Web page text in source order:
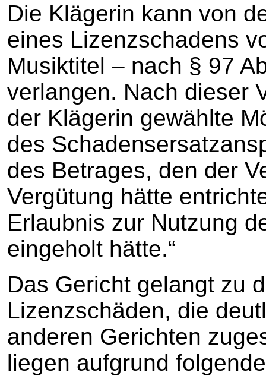
Die Klägerin kann von
eines Lizenzschadens
Musiktitel – nach § 97
verlangen. Nach dieser
der Klägerin gewählte
des
des Betrages, den der
Vergütung hätte
Erlaubnis zur Nutzung
eingeholt hätte.“
Das Gericht gelangt zu
Lizenzschäden, die
anderen Gerichten
liegen aufgrund